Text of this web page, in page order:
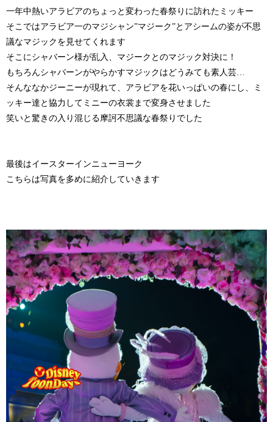
一年中熱いアラビアのちょっと変わった春祭りに訪れたミッキー
そこではアラビア一のマジシャン”マジーク”とアシームの姿が不思
議なマジックを見せてくれます
そこにシャバーン様が乱入、マジークとのマジック対決に！
もちろんシャバーンがやらかすマジックはどうみても素人芸…
そんななかジーニーが現れて、アラビアを花いっぱいの春にし、ミ
ッキー達と協力してミニーの衣裳まで変身させました
笑いと驚きの入り混じる摩訶不思議な春祭りでした
最後はイースターインニューヨーク
こちらは写真を多めに紹介していきます